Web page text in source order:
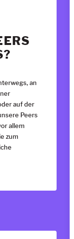
an
auf der
Peers
allem
zum